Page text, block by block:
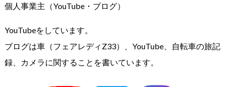
個人事業主（YouTube・ブログ）
YouTubeをしています。
ブログは車（フェアレディZ33）、YouTube、自転車の旅記
録、カメラに関することを書いています。